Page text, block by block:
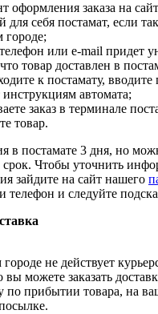
оформления заказа на
для себя постамат, если
городе;
или e-mail придет
товар доставлен в
к постамату,
инструкциям автомата;
заказ в терминале
товар.
в постамате 3 дня, но
Чтобы уточнить
зайдите на сайт нашего
телефон и следуйте
не действует
вы можете заказать
по прибытии товара, на